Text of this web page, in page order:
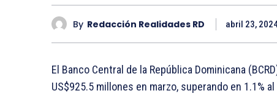
By Redacción Realidades RD abril 23,
El Banco Central de la República Dominicana
US$925.5 millones en marzo, superando en 1.1%